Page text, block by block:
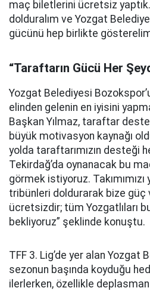
maç biletlerini ücretsiz
dolduralım ve Yozgat
gücünü hep birlikte
“Taraftarın Gücü Her
Yozgat Belediyesi
elinden gelenin en iyisini
Başkan Yılmaz, taraftar
büyük motivasyon kaynağı
yolda taraftarımızın desteği
Tekirdağ’da oynanacak bu
görmek istiyoruz. Takımımızı
tribünleri doldurarak bize güç
ücretsizdir; tüm Yozgatlıları
bekliyoruz” şeklinde konuştu.
TFF 3. Lig’de yer alan Yozgat
sezonun başında koyduğu
ilerlerken, özellikle